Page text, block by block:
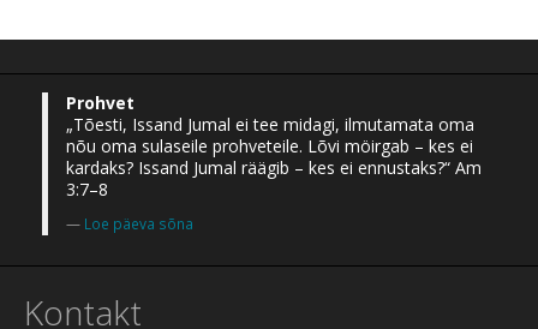
Prohvet
„Tõesti, Issand Jumal ei tee midagi, ilmutamata oma
nõu oma sulaseile prohveteile. Lõvi möirgab – kes ei
kardaks? Issand Jumal räägib – kes ei ennustaks?“ Am
3:7–8
Loe päeva sõna
Kontakt